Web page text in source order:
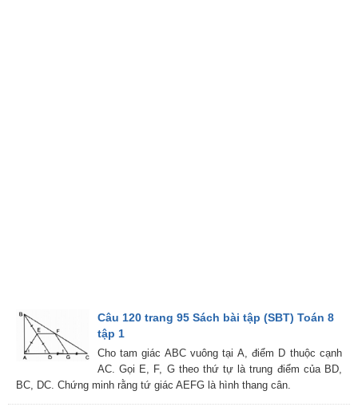
Câu 120 trang 95 Sách bài tập (SBT) Toán 8
tập 1
Cho tam giác ABC vuông tại A, điểm D thuộc cạnh
AC. Gọi E, F, G theo thứ tự là trung điểm của BD,
BC, DC. Chứng minh rằng tứ giác AEFG là hình thang cân.